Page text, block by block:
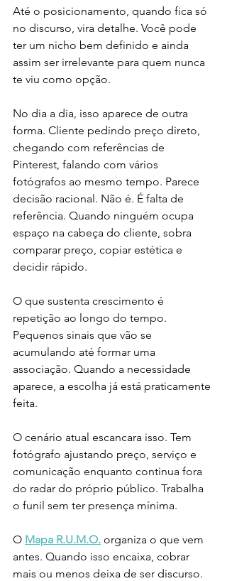
Até o posicionamento, quando fica só
no discurso, vira detalhe. Você pode
ter um nicho bem definido e ainda
assim ser irrelevante para quem nunca
te viu como opção.
No dia a dia, isso aparece de outra
forma. Cliente pedindo preço direto,
chegando com referências de
Pinterest, falando com vários
fotógrafos ao mesmo tempo. Parece
decisão racional. Não é. É falta de
referência. Quando ninguém ocupa
espaço na cabeça do cliente, sobra
comparar preço, copiar estética e
decidir rápido.
O que sustenta crescimento é
repetição ao longo do tempo.
Pequenos sinais que vão se
acumulando até formar uma
associação. Quando a necessidade
aparece, a escolha já está praticamente
feita.
O cenário atual escancara isso. Tem
fotógrafo ajustando preço, serviço e
comunicação enquanto continua fora
do radar do próprio público. Trabalha
o funil sem ter presença mínima.
O Mapa R.U.M.O. organiza o que vem
antes. Quando isso encaixa, cobrar
mais ou menos deixa de ser discurso.